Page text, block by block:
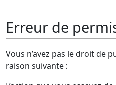
Erreur de
Vous n’avez pas le droit de
raison suivante :